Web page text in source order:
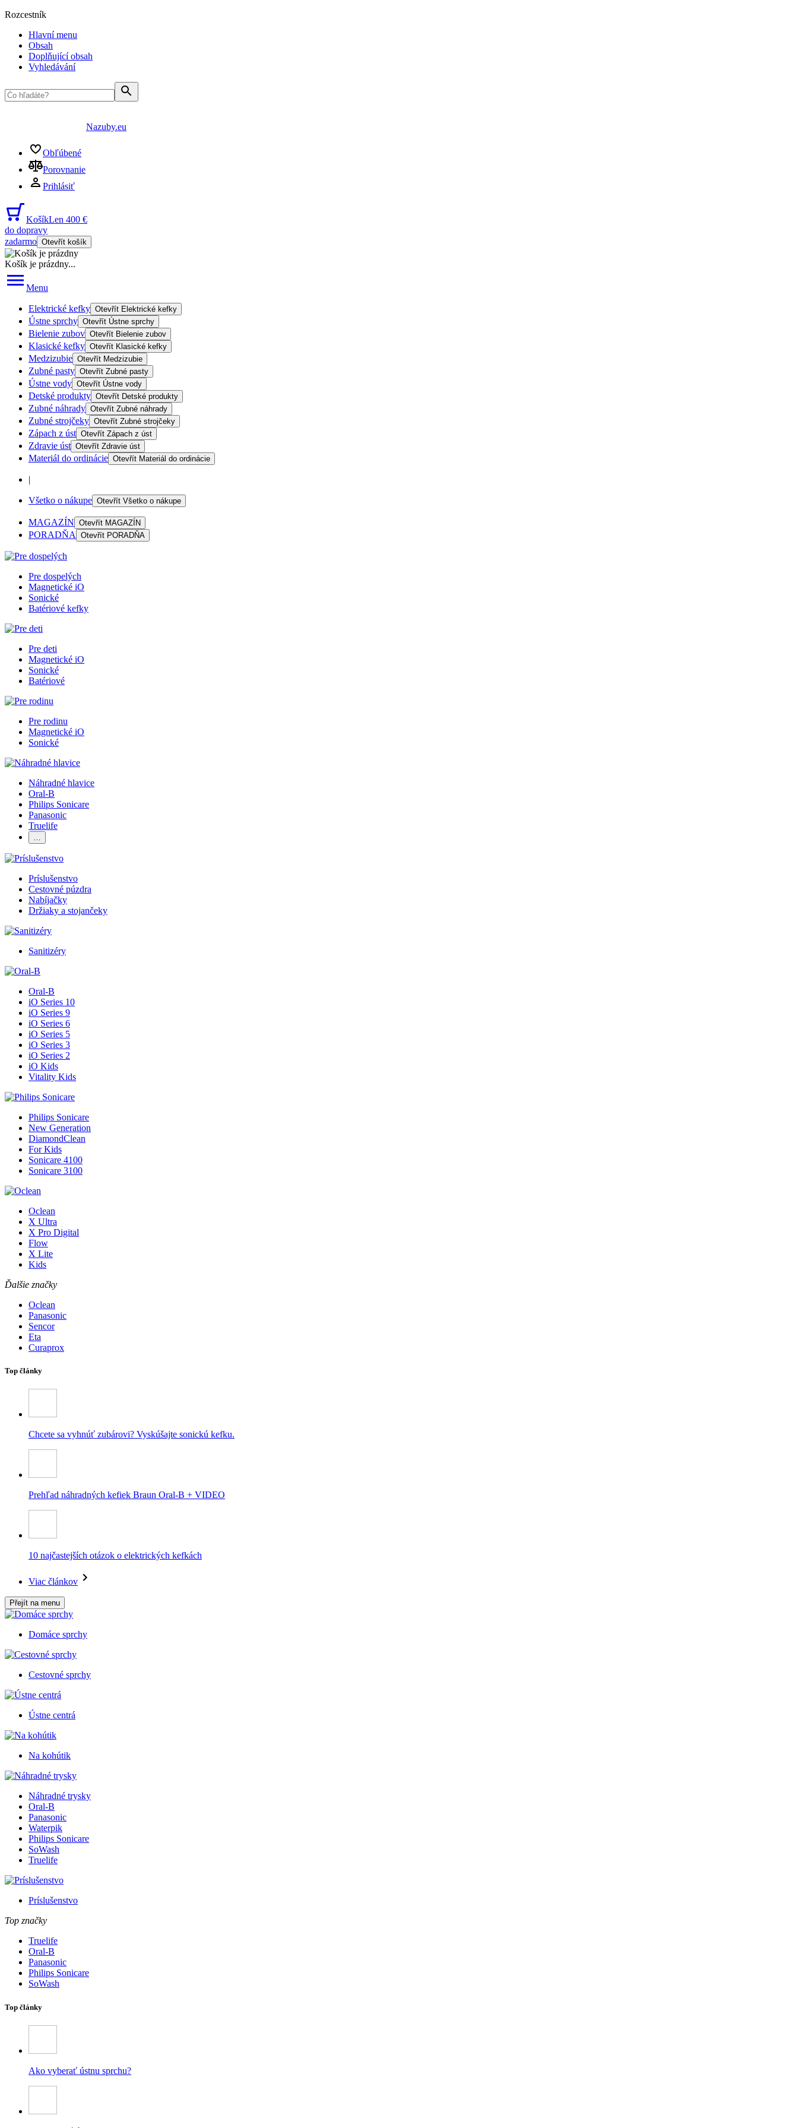
Rozcestník
Hlavní menu
Obsah
Doplňující obsah
Vyhledávání
Nazuby.eu
Obľúbené
Porovnanie
Prihlásiť
KošíkLen 400 €
do dopravy
zadarmo Otevřít košík
Košík je prázdny...
Menu
Elektrické kefky Otevřít Elektrické kefky
Ústne sprchy Otevřít Ústne sprchy
Bielenie zubov Otevřít Bielenie zubov
Klasické kefky Otevřít Klasické kefky
Medzizubie Otevřít Medzizubie
Zubné pasty Otevřít Zubné pasty
Ústne vody Otevřít Ústne vody
Detské produkty Otevřít Detské produkty
Zubné náhrady Otevřít Zubné náhrady
Zubné strojčeky Otevřít Zubné strojčeky
Zápach z úst Otevřít Zápach z úst
Zdravie úst Otevřít Zdravie úst
Materiál do ordinácie Otevřít Materiál do ordinácie
|
Všetko o nákupe Otevřít Všetko o nákupe
MAGAZÍN Otevřít MAGAZÍN
PORADŇA Otevřít PORADŇA
Pre dospelých
Magnetické iO
Sonické
Batériové kefky
Pre deti
Magnetické iO
Sonické
Batériové
Pre rodinu
Magnetické iO
Sonické
Náhradné hlavice
Oral-B
Philips Sonicare
Panasonic
Truelife
…
Príslušenstvo
Cestovné púzdra
Nabíjačky
Držiaky a stojančeky
Sanitizéry
Oral-B
iO Series 10
iO Series 9
iO Series 6
iO Series 5
iO Series 3
iO Series 2
iO Kids
Vitality Kids
Philips Sonicare
New Generation
DiamondClean
For Kids
Sonicare 4100
Sonicare 3100
Oclean
X Ultra
X Pro Digital
Flow
X Lite
Kids
Ďalšie značky
Oclean
Panasonic
Sencor
Eta
Curaprox
Top články
Chcete sa vyhnúť zubárovi? Vyskúšajte sonickú kefku.
Prehľad náhradných kefiek Braun Oral-B + VIDEO
10 najčastejších otázok o elektrických kefkách
Viac článkov
Přejít na menu
Domáce sprchy
Cestovné sprchy
Ústne centrá
Na kohútik
Náhradné trysky
Oral-B
Panasonic
Waterpik
Philips Sonicare
SoWash
Truelife
Príslušenstvo
Top značky
Truelife
Oral-B
Panasonic
Philips Sonicare
SoWash
Top články
Ako vyberať ústnu sprchu?